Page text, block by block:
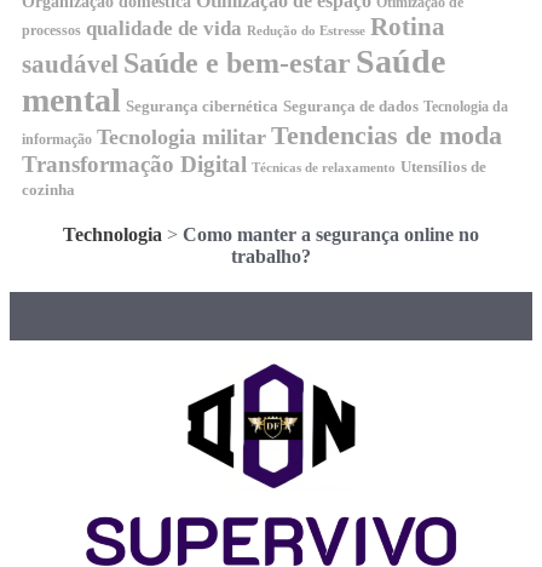
Otimização de
processos qualidade de vida Redução do Estresse Rotina
saudável Saúde e bem-estar Saúde
mental Segurança cibernética Segurança de dados Tecnologia da
informação Tecnologia militar Tendencias de moda
Transformação Digital Técnicas de relaxamento Utensílios de
cozinha
Technologia > Como manter a segurança online no
trabalho?